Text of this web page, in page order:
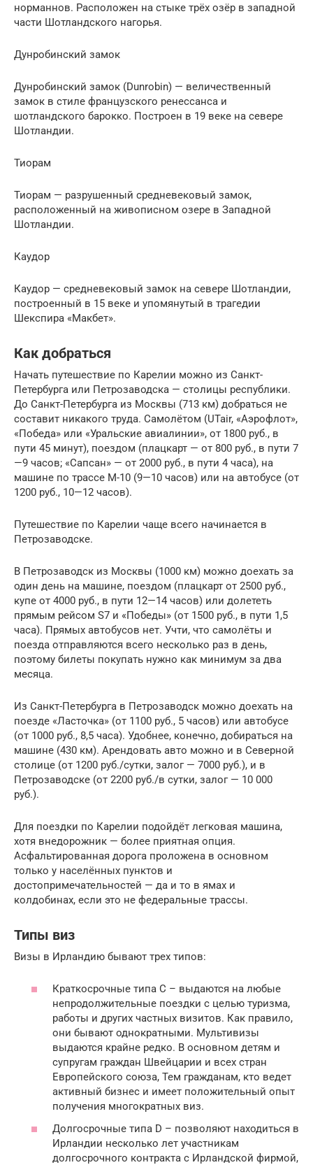
норманнов. Расположен на стыке трёх озёр в западной
части Шотландского нагорья.
Дунробинский замок
Дунробинский замок (Dunrobin) — величественный
замок в стиле французского ренессанса и
шотландского барокко. Построен в 19 веке на севере
Шотландии.
Тиорам
Тиорам — разрушенный средневековый замок,
расположенный на живописном озере в Западной
Шотландии.
Каудор
Каудор — средневековый замок на севере Шотландии,
построенный в 15 веке и упомянутый в трагедии
Шекспира «Макбет».
Как добраться
Начать путешествие по Карелии можно из Санкт-
Петербурга или Петрозаводска — столицы республики.
До Санкт-Петербурга из Москвы (713 км) добраться не
составит никакого труда. Самолётом (UTair, «Аэрофлот»,
«Победа» или «Уральские авиалинии», от 1800 руб., в
пути 45 минут), поездом (плацкарт — от 800 руб., в пути 7
—9 часов; «Сапсан» — от 2000 руб., в пути 4 часа), на
машине по трассе М-10 (9—10 часов) или на автобусе (от
1200 руб., 10—12 часов).
Путешествие по Карелии чаще всего начинается в
Петрозаводске.
В Петрозаводск из Москвы (1000 км) можно доехать за
один день на машине, поездом (плацкарт от 2500 руб.,
купе от 4000 руб., в пути 12—14 часов) или долететь
прямым рейсом S7 и «Победы» (от 1500 руб., в пути 1,5
часа). Прямых автобусов нет. Учти, что самолёты и
поезда отправляются всего несколько раз в день,
поэтому билеты покупать нужно как минимум за два
месяца.
Из Санкт-Петербурга в Петрозаводск можно доехать на
поезде «Ласточка» (от 1100 руб., 5 часов) или автобусе
(от 1000 руб., 8,5 часа). Удобнее, конечно, добираться на
машине (430 км). Арендовать авто можно и в Северной
столице (от 1200 руб./сутки, залог — 7000 руб.), и в
Петрозаводске (от 2200 руб./в сутки, залог — 10 000
руб.).
Для поездки по Карелии подойдёт легковая машина,
хотя внедорожник — более приятная опция.
Асфальтированная дорога проложена в основном
только у населённых пунктов и
достопримечательностей — да и то в ямах и
колдобинах, если это не федеральные трассы.
Типы виз
Визы в Ирландию бывают трех типов:
Краткосрочные типа С – выдаются на любые
непродолжительные поездки с целью туризма,
работы и других частных визитов. Как правило,
они бывают однократными. Мультивизы
выдаются крайне редко. В основном детям и
супругам граждан Швейцарии и всех стран
Европейского союза, Тем гражданам, кто ведет
активный бизнес и имеет положительный опыт
получения многократных виз.
Долгосрочные типа D – позволяют находиться в
Ирландии несколько лет участникам
долгосрочного контракта с Ирландской фирмой,